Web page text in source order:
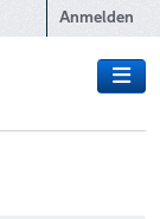
Anmelden